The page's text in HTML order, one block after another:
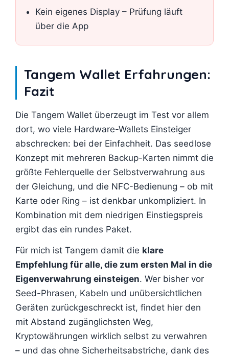
Kein eigenes Display – Prüfung läuft
über die App
Tangem Wallet Erfahrungen:
Fazit
Die Tangem Wallet überzeugt im Test vor allem
dort, wo viele Hardware-Wallets Einsteiger
abschrecken: bei der Einfachheit. Das seedlose
Konzept mit mehreren Backup-Karten nimmt die
größte Fehlerquelle der Selbstverwahrung aus
der Gleichung, und die NFC-Bedienung – ob mit
Karte oder Ring – ist denkbar unkompliziert. In
Kombination mit dem niedrigen Einstiegspreis
ergibt das ein rundes Paket.
Für mich ist Tangem damit die klare
Empfehlung für alle, die zum ersten Mal in die
Eigenverwahrung einsteigen. Wer bisher vor
Seed-Phrasen, Kabeln und unübersichtlichen
Geräten zurückgeschreckt ist, findet hier den
mit Abstand zugänglichsten Weg,
Kryptowährungen wirklich selbst zu verwahren
– und das ohne Sicherheitsabstriche, dank des